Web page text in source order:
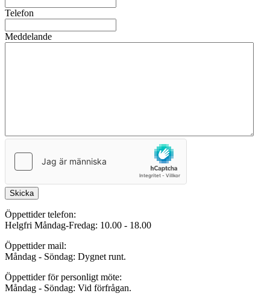
Telefon
Meddelande
Skicka
Öppettider telefon:
Helgfri Måndag-Fredag: 10.00 - 18.00
Öppettider mail:
Måndag - Söndag: Dygnet runt.
Öppettider för personligt möte:
Måndag - Söndag: Vid förfrågan.